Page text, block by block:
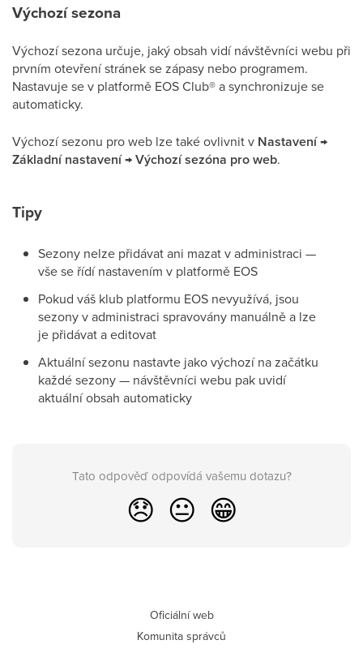
Výchozí sezona
Výchozí sezona určuje, jaký obsah vidí návštěvníci webu při
prvním otevření stránek se zápasy nebo programem.
Nastavuje se v platformě EOS Club® a synchronizuje se
automaticky.
Výchozí sezonu pro web lze také ovlivnit v Nastavení →
Základní nastavení → Výchozí sezóna pro web.
Tipy
Sezony nelze přidávat ani mazat v administraci —
vše se řídí nastavením v platformě EOS
Pokud váš klub platformu EOS nevyužívá, jsou
sezony v administraci spravovány manuálně a lze
je přidávat a editovat
Aktuální sezonu nastavte jako výchozí na začátku
každé sezony — návštěvníci webu pak uvidí
aktuální obsah automaticky
Tato odpověď odpovídá vašemu dotazu?
😞 😐 😁
Oficiální web
Komunita správců